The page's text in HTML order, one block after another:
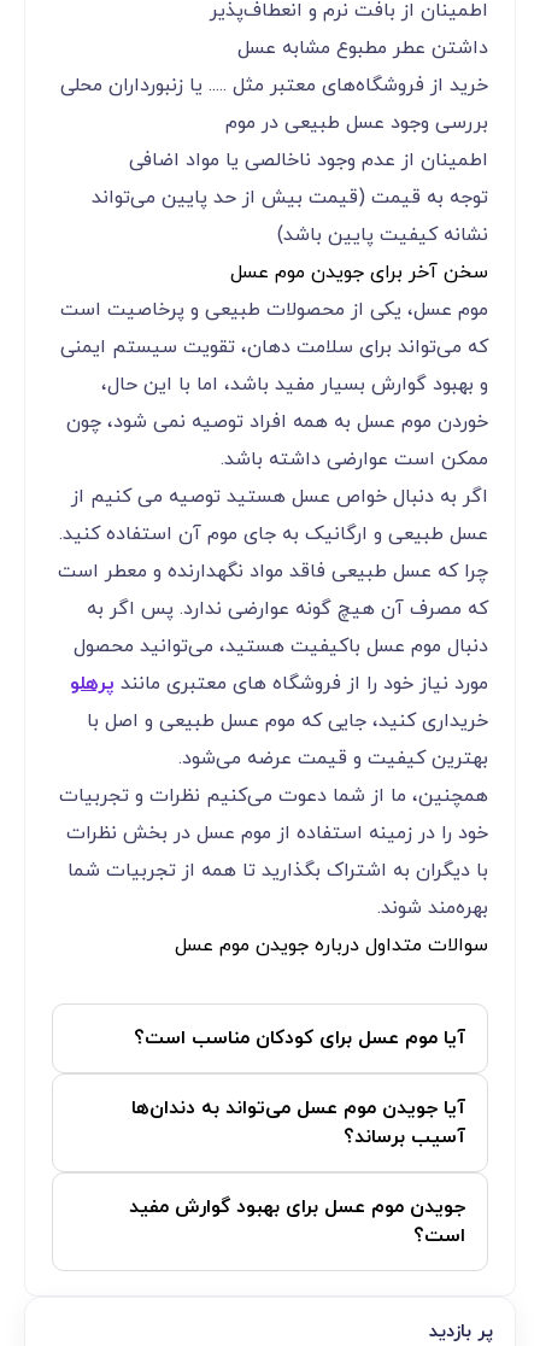
اطمینان از بافت نرم و انعطاف‌پذیر
داشتن عطر مطبوع مشابه عسل
خرید از فروشگاه‌های معتبر مثل ..... یا زنبورداران محلی
بررسی وجود عسل طبیعی در موم
اطمینان از عدم وجود ناخالصی یا مواد اضافی
توجه به قیمت (قیمت بیش از حد پایین می‌تواند
نشانه کیفیت پایین باشد)
سخن آخر برای جویدن موم عسل
موم عسل، یکی از محصولات طبیعی و پرخاصیت است
که می‌تواند برای سلامت دهان، تقویت سیستم ایمنی
و بهبود گوارش بسیار مفید باشد، اما با این حال،
خوردن موم عسل به همه افراد توصیه نمی شود، چون
ممکن است عوارضی داشته باشد.
اگر به دنبال خواص عسل هستید توصیه می کنیم از
عسل طبیعی و ارگانیک به جای موم آن استفاده کنید.
چرا که عسل طبیعی فاقد مواد نگهدارنده و معطر است
که مصرف آن هیچ گونه عوارضی ندارد. پس اگر به
دنبال موم عسل باکیفیت هستید، می‌توانید محصول
مورد نیاز خود را از فروشگاه های معتبری مانند پرهلو
خریداری کنید، جایی که موم عسل طبیعی و اصل با
بهترین کیفیت و قیمت عرضه می‌شود.
همچنین، ما از شما دعوت می‌کنیم نظرات و تجربیات
خود را در زمینه استفاده از موم عسل در بخش نظرات
با دیگران به اشتراک بگذارید تا همه از تجربیات شما
بهره‌مند شوند.
سوالات متداول درباره جویدن موم عسل
آیا موم عسل برای کودکان مناسب است؟
آیا جویدن موم عسل می‌تواند به دندان‌ها
آسیب برساند؟
جویدن موم عسل برای بهبود گوارش مفید
است؟
پر بازدید